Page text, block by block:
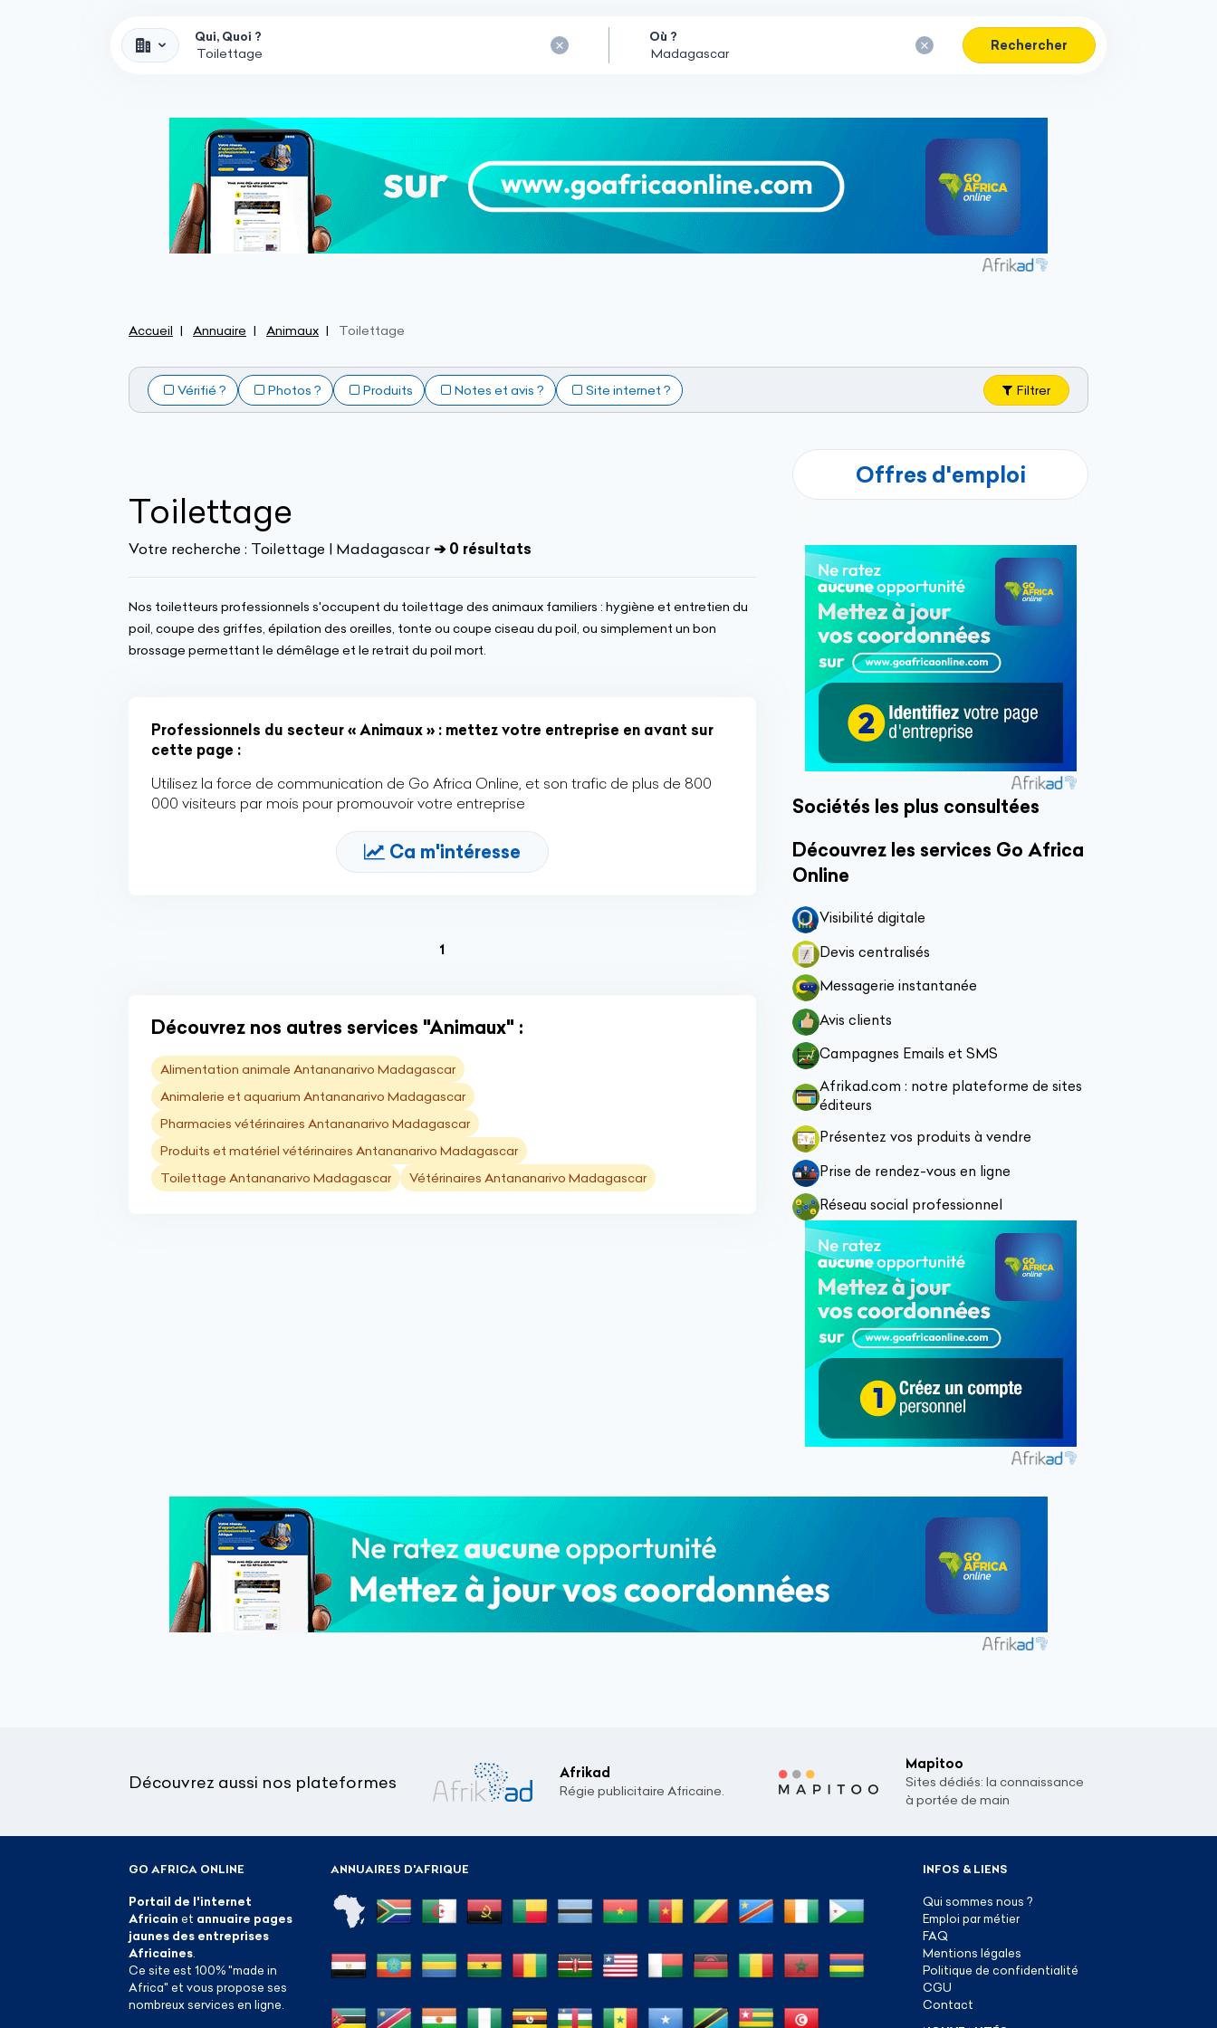
Qui, Quoi ? Où ?
Rechercher
Accueil Annuaire Animaux Toilettage
Vérifié ? Photos ? Produits Notes et avis ? Site internet ? Filtrer
Toilettage
Votre recherche : Toilettage | Madagascar ➔ 0 résultats
Nos toiletteurs professionnels s'occupent du toilettage des animaux familiers : hygiène et entretien du
poil, coupe des griffes, épilation des oreilles, tonte ou coupe ciseau du poil, ou simplement un bon
brossage permettant le démêlage et le retrait du poil mort.
Professionnels du secteur « Animaux » : mettez votre entreprise en avant sur
cette page :
Utilisez la force de communication de Go Africa Online, et son trafic de plus de 800
000 visiteurs par mois pour promouvoir votre entreprise
Ca m'intéresse
1(current)
Découvrez nos autres services "Animaux" :
Alimentation animale Antananarivo Madagascar
Animalerie et aquarium Antananarivo Madagascar
Pharmacies vétérinaires Antananarivo Madagascar
Produits et matériel vétérinaires Antananarivo Madagascar
Toilettage Antananarivo Madagascar
Vétérinaires Antananarivo Madagascar
Offres d'emploi
Sociétés les plus consultées
Découvrez les services Go Africa
Online
Visibilité digitale
Devis centralisés
Messagerie instantanée
Avis clients
Campagnes Emails et SMS
Afrikad.com : notre plateforme de sites
éditeurs
Présentez vos produits à vendre
Prise de rendez-vous en ligne
Réseau social professionnel
Découvrez aussi nos plateformes
Afrikad
Régie publicitaire Africaine.
Mapitoo
Sites dédiés: la connaissance
à portée de main
ANNUAIRES D'AFRIQUE
GO AFRICA ONLINE
Portail de l'internet
Africain et annuaire pages
jaunes des entreprises
Africaines
Ce site est 100% "made in
Africa" et vous propose ses
nombreux services en ligne.
INFOS & LIENS
Qui sommes nous ?
Emploi par métier
FAQ
Mentions légales
Politique de confidentialité
CGU
Contact